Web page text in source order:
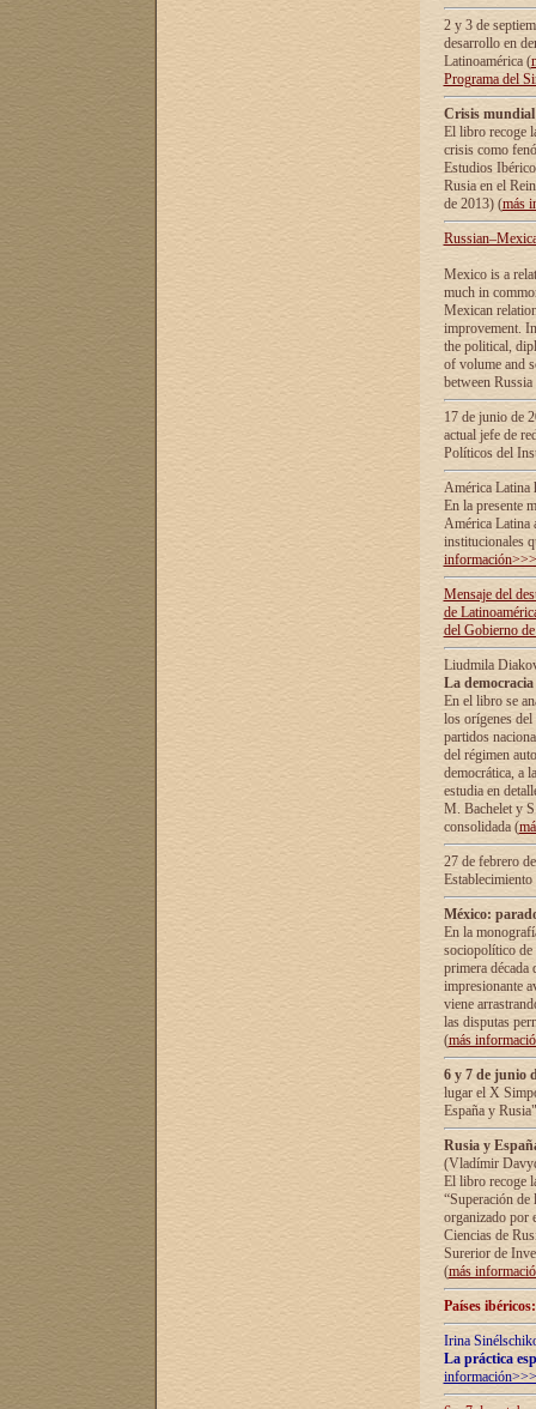
2 y 3 de
desarrollo en
Latinoamérica (
Programa del
Crisis
El libro recoge
crisis como
Estudios
Rusia en el
de 2013) (más
Mexico is a
much in
Mexican
improvement.
the political,
of volume and
between
17 de junio de
actual jefe de
Políticos del
América Latina
En la presente
América Latina
institucionales
información>>>
Mensaje del
de
del Gobierno
Liudmila
La
En el libro se
los orígenes
partidos
del régimen
democrática, а
estudia en
М. Bachelet у
consolidada (
27 de febrero
México:
En la
sociopolítico de
primera década
impresionante
viene
las disputas
(más
6 y 7 de junio
lugar el X
España y
Rusia y
(Vladímir
El libro recoge
“Superación
organizado por
Ciencias de
Surerior de
(más
Países
Irina
La práctica
información>>>